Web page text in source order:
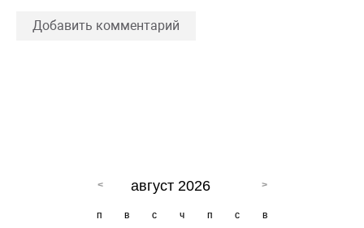
Добавить комментарий
август 2026
п в с ч п с в